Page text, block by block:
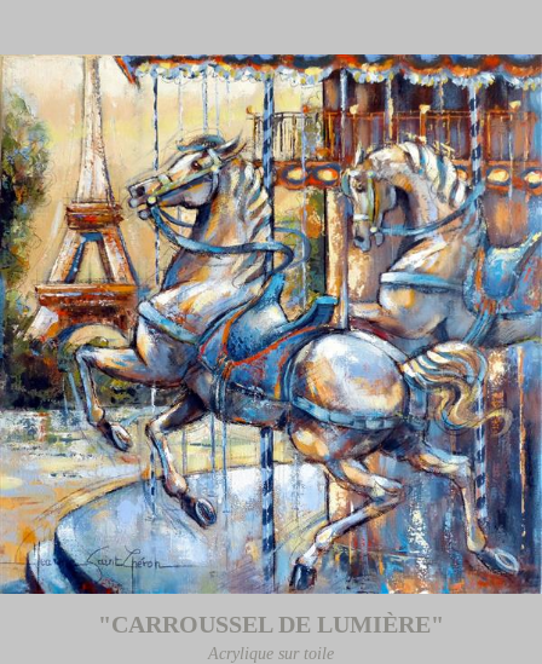
"CARROUSSEL DE LUMIÈRE"
Acrylique sur toile